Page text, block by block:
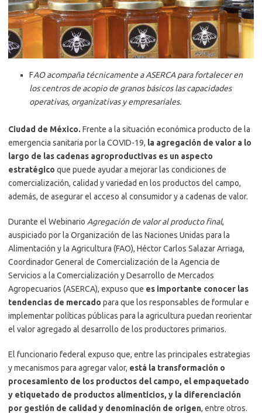
FAO acompaña técnicamente a ASERCA para fortalecer en
los centros de acopio de granos básicos las capacidades
operativas, organizativas y empresariales.
Ciudad de México. Frente a la situación económica producto de la
emergencia sanitaria por la COVID-19, la agregación de valor a lo
largo de las cadenas agroproductivas es un aspecto
estratégico que puede ayudar a mejorar las condiciones de
comercialización, calidad y variedad en los productos del campo,
además, de asegurar el acceso al consumidor y a cadenas de valor.
Durante el Webinario Agregación de valor al producto final,
auspiciado por la Organización de las Naciones Unidas para la
Alimentación y la Agricultura (FAO), Héctor Carlos Salazar Arriaga,
Coordinador General de Comercialización de la Agencia de
Servicios a la Comercialización y Desarrollo de Mercados
Agropecuarios (ASERCA), expuso que es importante conocer las
tendencias de mercado para que los responsables de formular e
implementar políticas públicas para la agricultura puedan reorientar
el valor agregado al desarrollo de los productores primarios.
El funcionario federal expuso que, entre las principales estrategias
y mecanismos para agregar valor, está la transformación o
procesamiento de los productos del campo, el empaquetado
y etiquetado de productos alimenticios, y la diferenciación
por gestión de calidad y denominación de origen, entre otros.